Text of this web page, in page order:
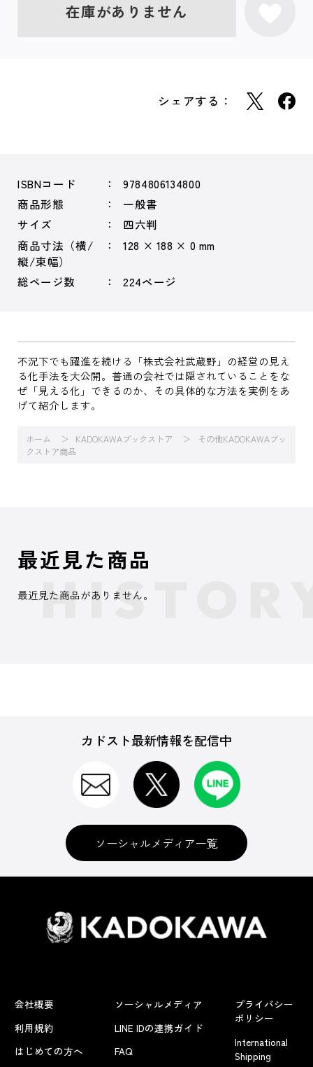
在庫がありません
シェアする：
ISBNコード
9784806134800
商品形態
一般書
サイズ
四六判
商品寸法（横/
縦/束幅）
128 × 188 × 0 mm
総ページ数 224ページ
不況下でも躍進を続ける「株式会社武蔵野」の経営の見え
る化手法を大公開。普通の会社では隠されていることをな
ぜ「見える化」できるのか、その具体的な方法を実例をあ
げて紹介します。
ホーム KADOKAWAブックストア
その他KADOKAWAブッ
クストア商品
最近見た商品
最近見た商品がありません。
カドスト最新情報を配信中
ソーシャルメディア一覧
会社概要
利用規約
はじめての方へ
ソーシャルメディア
LINE IDの連携ガイド
FAQ
プライバシー
ポリシー
International
Shipping